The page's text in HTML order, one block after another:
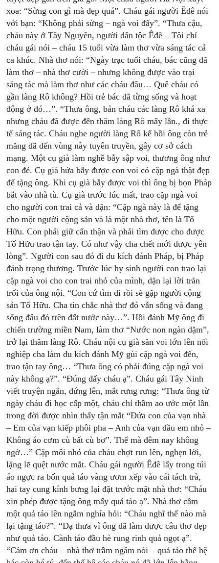
xoa: “Sừng con gì mà đẹp quá”. Cháu gái người Êđê nói
với bạn: “Không phải sừng – ngà voi đấy”. “Thưa cậu,
cháu này ở Tây Nguyên, người dân tộc Êđê – Tôi chỉ
cháu gái nói – cháu 15 tuổi vừa làm thơ vừa sáng tác cả
ca khúc. Nhà thơ nói: “Ngày trạc tuổi cháu, bác cũng đã
làm thơ – nhà thơ cười – nhưng không được vào trại
sáng tác mà làm thơ như các cháu đâu… Quê cháu có
gần làng Rô không? Hồi trẻ bác đã từng sống và hoạt
động ở đó…”. “Thưa ông, bản cháu các làng Rô khá xa
nhưng cháu đã được đến thăm làng Rô mấy lần., đi thực
tế sáng tác. Cháu nghe người làng Rô kể hồi ông còn trẻ
măng đã đến vùng này tuyên truyền, gây cơ sở cách
mạng. Một cụ già làm nghề bẫy sập voi, thương ông như
con đẻ. Cụ già hứa bẫy được con voi có cặp ngà thật đẹp
để tặng ông. Khi cụ già bẫy được voi thì ông bị bọn Pháp
bắt vào nhà tù. Cụ già trước lúc mất, trao cặp ngà voi
cho người con trai cả và dặn: “Cặp ngà này là để tặng
cho một người cộng sản và là một nhà thơ, tên là Tố
Hữu. Con phải giữ cẩn thận và phải tìm được cho được
Tố Hữu trao tận tay. Có như vậy cha chết mới được yên
lòng”. Người con sau đó đi du kích đánh Pháp, bị Pháp
đánh trọng thương. Trước lúc hy sinh người con trao lại
cặp ngà voi cho con trai nhỏ của mình, dặn lại lời trăn
trối của ông nội. “Con cứ tìm đi rồi sẽ gặp người cộng
sản Tố Hữu. Cha tin chắc nhà thơ đó vẫn sống và đang
sống đâu đó trên đất nước này…”. Hồi đánh Mỹ ông đi
chiến trường miền Nam, làm thơ “Nước non ngàn dặm”,
trở lại thăm làng Rô. Cháu nội cụ già săn voi lớn lên nối
nghiệp cha làm du kích đánh Mỹ gùi cặp ngà voi đến,
trao tận tay ông… “Thưa ông có phải đúng cặp ngà voi
này không ạ?”. “Đúng đấy cháu ạ”. Cháu gái Tây Ninh
viết truyện ngắn, đứng lên, mắt rưng rưng: “Thưa ông từ
ngày cháu đi học cấp một, cháu chỉ thầm ao ước một lần
trong đời được nhìn thấy tận mắt “Đứa con của vạn nhà
– Em của vạn kiếp phôi pha – Anh của vạn đầu em nhỏ –
Không áo cơm cù bất cù bơ”. Thế mà đêm nay không
ngờ…” Cặp môi nhỏ của cháu chợt run lên, nghẹn lời,
lặng lẽ quệt nước mắt. Cháu gái người Êđê lấy trong túi
áo ngực ra bốn quả táo vàng ươm xếp vào cái tách trà,
hai tay cung kính bưng lại đặt trước mặt nhà thơ: “Cháu
xin phép được tặng ông mấy quả táo ạ”. Nhà thơ cầm
một quả táo lên ngắm nghía hỏi: “Cháu nghĩ thế nào mà
lại tặng táo?”. “Dạ thưa vì ông đã làm được câu thơ đẹp
như quả táo. Cành táo đầu hè rung rinh quả ngọt ạ”.
“Cám ơn cháu – nhà thơ trầm ngâm nói – quả táo thế hệ